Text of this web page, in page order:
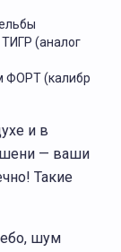
(аналог
ФОРТ (калибр
и в
— ваши
Такие
шум